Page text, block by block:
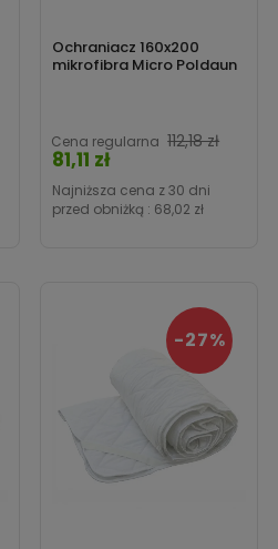
Ochraniacz 160x200
mikrofibra Micro Poldaun
Cena regularna 112,18 zł
81,11 zł
Najniższa cena z 30 dni
przed obniżką : 68,02 zł
-27%